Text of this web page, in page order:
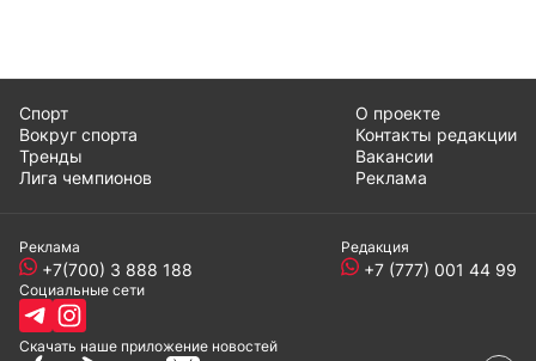
Спорт
Вокруг спорта
Тренды
Лига чемпионов
О проекте
Контакты редакции
Вакансии
Реклама
Реклама
+7(700) 3 888 188
Редакция
+7 (777) 001 44 99
Социальные сети
Скачать наше приложение новостей